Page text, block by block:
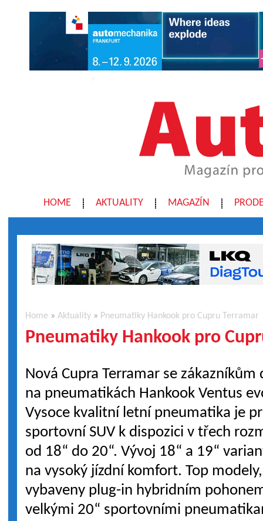
HOME AKTUALITY MAGAZÍN
Home »Aktuality » Pneumatiky Hankook pro Cupru Terramar
Pneumatiky Hankook pro
Nová Cupra Terramar se zákazníkům
na pneumatikách Hankook Ventus
Vysoce kvalitní letní pneumatika je
sportovní SUV k dispozici v třech
od 18“ do 20“. Vývoj 18“ a 19“
na vysoký jízdní komfort. Top
vybaveny plug-in hybridním
velkými 20“ sportovními